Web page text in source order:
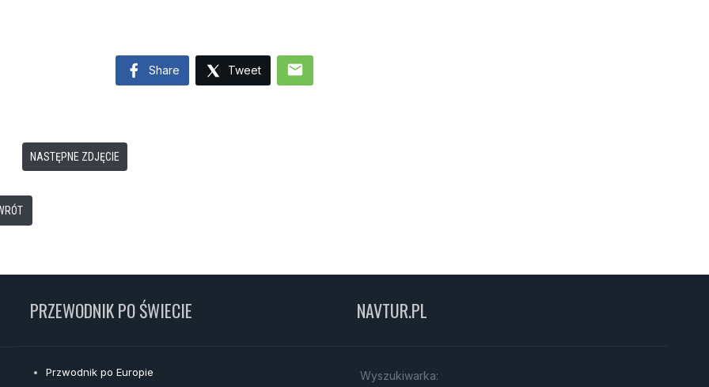
Share Tweet mail
NASTĘPNE ZDJĘCIE
PRZEWODNIK PO ŚWIECIE
Przwodnik po Europie
NAVTUR.PL
Wyszukiwarka: